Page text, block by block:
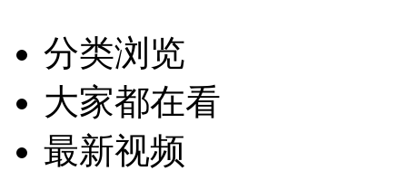
分类浏览
大家都在看
最新视频